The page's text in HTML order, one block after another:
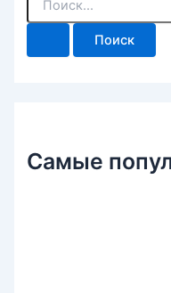
и
Самые